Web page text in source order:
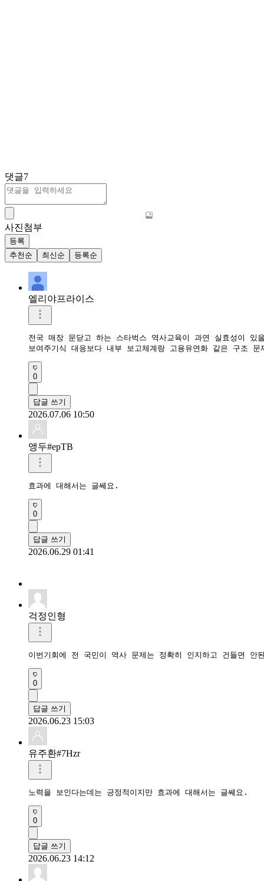
댓글7
사진첨부
등록
추천순
최신순 등록순
엘리야프라이스
전국 매장 문닫고 하는 스타벅스 역사교육이 과연 실효성이
보여주기식 대응보다 내부 보고체계랑 고용유연화 같은 구조
0
답글 쓰기
2026.07.06 10:50
앵두#epTB
효과에 대해서는 글쎄요.
0
답글 쓰기
2026.06.29 01:41
걱정인형
이번기회에 전 국민이 역사 문제는 정확히 인지하고 건들면 안
0
답글 쓰기
2026.06.23 15:03
유주환#7Hzr
노력을 보인다는데는 긍정적이지만 효과에 대해서는 글쎄요.
0
답글 쓰기
2026.06.23 14:12